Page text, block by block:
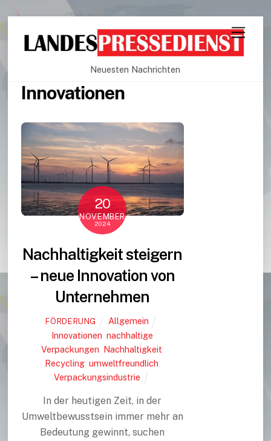
Neuesten Nachrichten
Innovationen
20
NOVEMBER
2024
Nachhaltigkeit steigern
– neue Innovation von
Unternehmen
FÖRDERUNG
Allgemein
Innovationen ,nachhaltige
Verpackungen Nachhaltigkeit
Recycling, umweltfreundlich
Verpackungsindustrie
In der heutigen Zeit, in der
Umweltbewusstsein immer mehr an
Bedeutung gewinnt, suchen